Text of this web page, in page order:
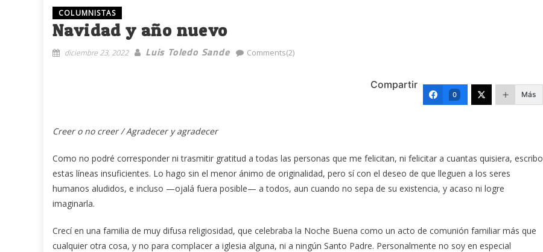
COLUMNISTAS
Navidad y año nuevo
diciembre 23, 2022 Luis Toledo Sande Comments(2)
Compartir
0 Más
Creer o no creer / Agradecer y agradecer
Como no podré corresponder ni trasmitir gratitud a todas las personas que me felicitan, ni felicitar a cuantas quisiera, escribo
estas líneas insuficientes. Lo hago sin el menor ánimo de originalidad, pero sí con el deseo de que lleguen a los seres
humanos aludidos, e incluso —ojalá fuera posible— a todos, aun cuando no sepa de su existencia, y acaso ni logre
imaginarla.
Crecí en una familia de muy difusa religiosidad, que celebraba la Noche Buena como un acto de comunión familiar más que
cualquier otra cosa, y no para complacer a iglesia alguna, ni a ningún Santo Padre. Personalmente no soy en especial